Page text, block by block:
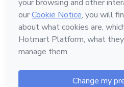
Idioma
Português